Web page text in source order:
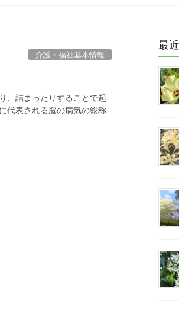
介護・福祉基本情報
、詰まったりすることで起
代表される脳の病気の総称
最